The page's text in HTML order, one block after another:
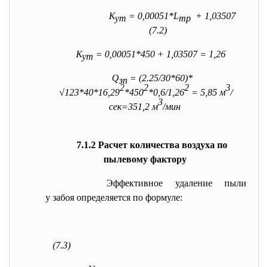
Кут = 0,00051*Lтр + 1,03507
(7.2)
Кут = 0,00051*450 + 1,03507 = 1,26
Qзп= (2.25/30*60)*
√123*40*16,292*4502*0,6/1,262 = 5,85 м3/
сек=351,2 м3/мин
7.1.2 Расчет количества воздуха по
пылевому фактору
Эффективное удаление пыли
у забоя определяется по формуле:
(7.3)